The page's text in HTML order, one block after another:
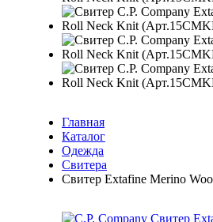
Главная
Каталог
Одежда
Свитера
Свитер Extafine Merino